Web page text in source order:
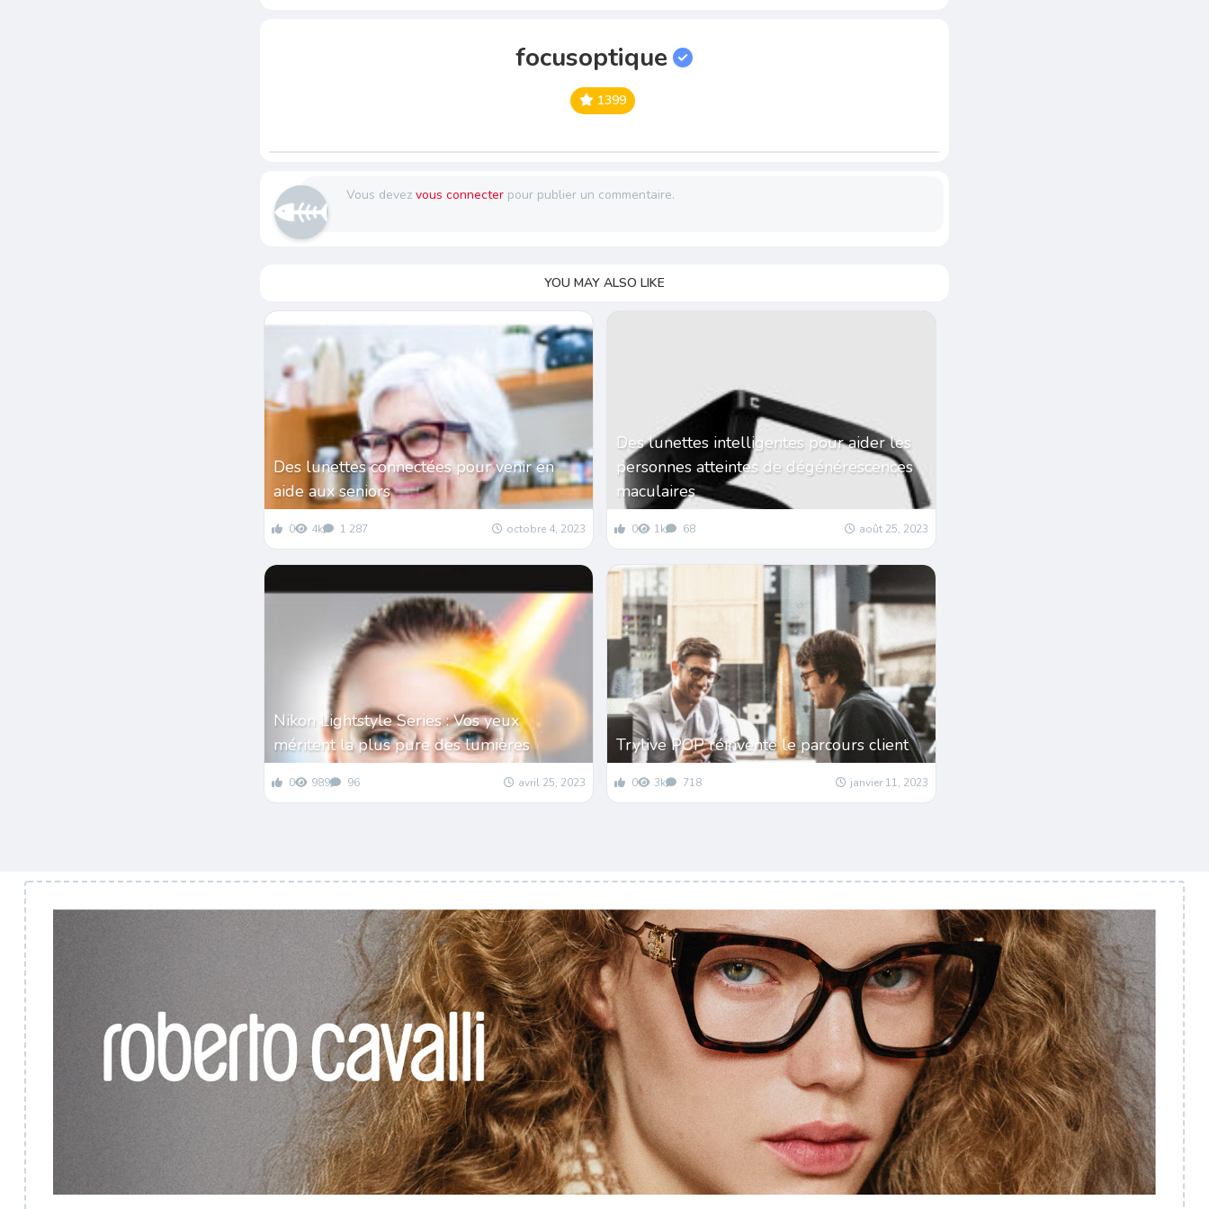
focusoptique
1399
Vous devezvous connecter pour publier un commentaire.
YOU MAY ALSO LIKE
Des lunettes connectées pour venir en
aide aux seniors
0 4k 1 287 octobre 4, 2023
Des lunettes intelligentes pour aider les
personnes atteintes de dégénérescences
maculaires
0 1k 68 août 25, 2023
Nikon Lightstyle Series : Vos yeux
méritent la plus pure des lumières
0 989 96 avril 25, 2023
Trylive POP réinvente le parcours client
0 3k 718 janvier 11, 2023